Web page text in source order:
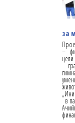
за
–
в